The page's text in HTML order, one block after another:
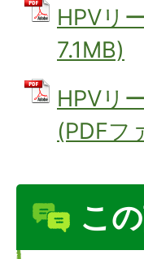
HPVリ
7.1MB)
HPVリ
(PDFフ
こ